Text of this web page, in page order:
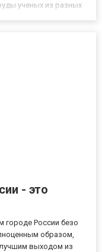
ученых из разных
- это
городе России безо
образом,
выходом из